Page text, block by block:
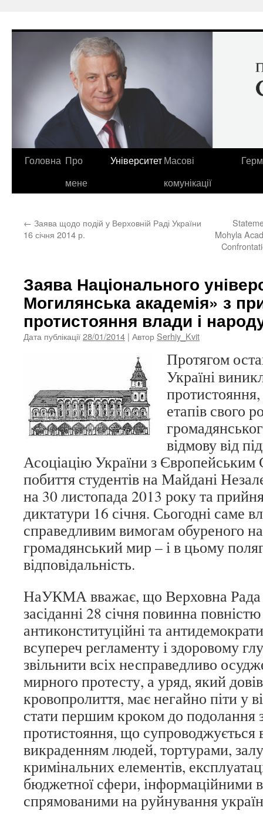
до
Головна Про
мене
УніверситетМасові
комунікації
← Заява щодо подій у Верховній Раді України
16 січня 2014 р.
Mohyla
Заява Національного
Могилянська академія» з
протистояння влади і
Дата публікації28/01/2014 | Автор Serhiy_Kvit
Протягом
Україні
етапів свого
відмову від
Асоціацію України з Європейським
побиття студентів на Майдані
на 30 листопада 2013 року та
диктатури 16 січня. Сьогодні саме
справедливим вимогам обуреного
громадянський мир – і в цьому
відповідальність.
НаУКМА вважає, що Верховна Рада
засіданні 28 січня повинна
антиконституційні та
всупереч регламенту і здоровому
звільнити всіх несправедливо
мирного протесту, а уряд, який
кровопролиття, має негайно піти у
стати першим кроком до подолання
протистояння, що супроводжується
викраденням людей, тортурами,
кримінальних елементів,
бюджетної сфери, інформаційними
спрямованими на руйнування